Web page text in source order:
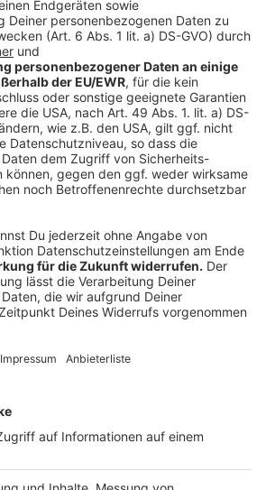
dieser Mailadresse melden:
.
Fledermausschutz:
NABU Leverkusen
aus Leverkusen
in Leverkusen
vor Schulstart in Leverkusen üben